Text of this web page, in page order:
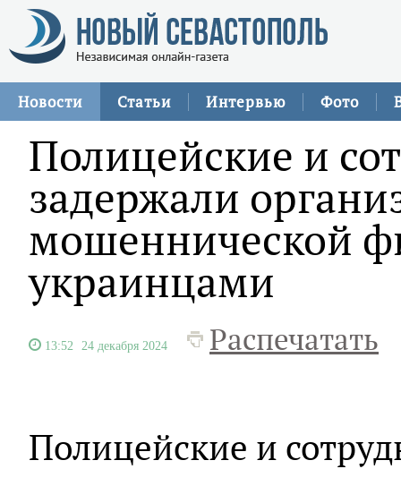
Новости Статьи Интервью Фото
Полицейские и
задержали
мошеннической
украинцами
13:52 24 декабря 2024 Распечатать
Полицейские и